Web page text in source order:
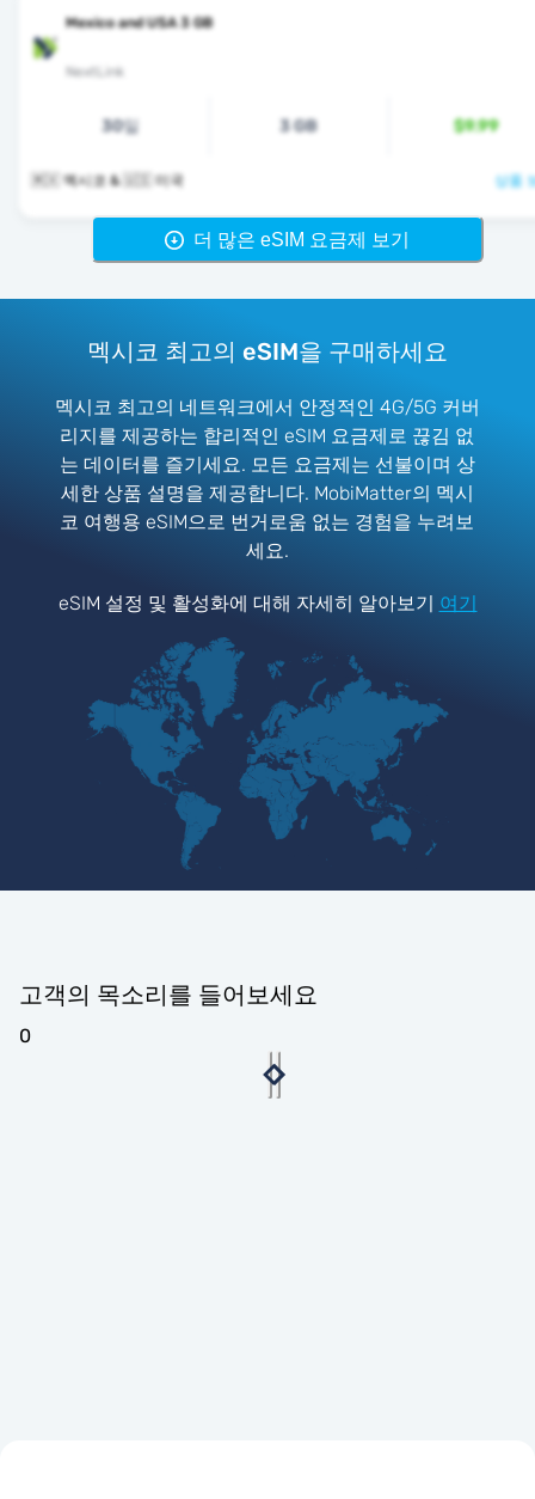
Mexico and USA 3 GB
NextLink
30일 3 GB $9.99
🇲🇽 멕시코 & 🇺🇸 미국 상품
더 많은 eSIM 요금제 보기
멕시코 최고의 eSIM을 구매하세요
멕시코 최고의 네트워크에서 안정적인 4G/5G 커버
리지를 제공하는 합리적인 eSIM 요금제로 끊김 없
는 데이터를 즐기세요. 모든 요금제는 선불이며 상
세한 상품 설명을 제공합니다. MobiMatter의 멕시
코 여행용 eSIM으로 번거로움 없는 경험을 누려보
세요.
eSIM 설정 및 활성화에 대해 자세히 알아보기 여기
고객의 목소리를 들어보세요
0